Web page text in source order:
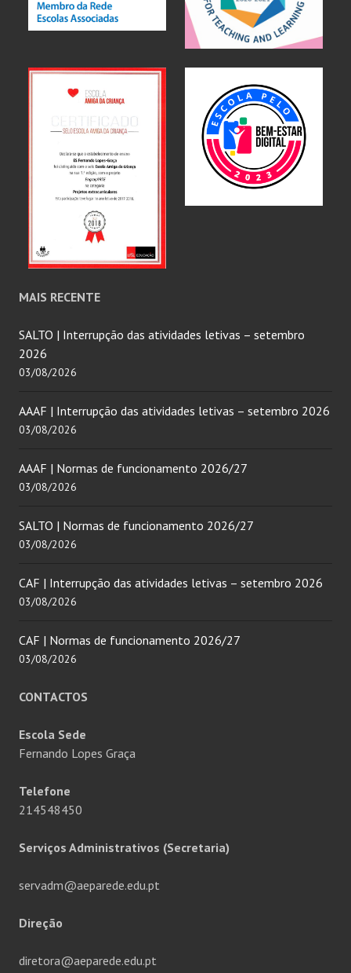
MAIS RECENTE
SALTO | Interrupção das atividades letivas – setembro
2026
03/08/2026
AAAF | Interrupção das atividades letivas – setembro 2026
03/08/2026
AAAF | Normas de funcionamento 2026/27
03/08/2026
SALTO | Normas de funcionamento 2026/27
03/08/2026
CAF | Interrupção das atividades letivas – setembro 2026
03/08/2026
CAF | Normas de funcionamento 2026/27
03/08/2026
CONTACTOS
Escola Sede
Fernando Lopes Graça
Telefone
214548450
Serviços Administrativos (Secretaria)
servadm@aeparede.edu.pt
Direção
diretora@aeparede.edu.pt